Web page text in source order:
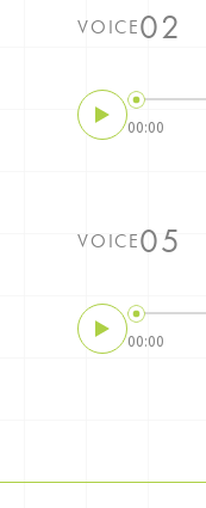
VOICE
00:00
VOICE
00:00